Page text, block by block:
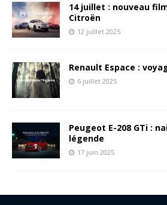
14 juillet : nouveau
Citroën
12 juillet 2025
Renault Espace :
6 juillet 2025
Peugeot E-208 GTi :
légende
17 juin 2025